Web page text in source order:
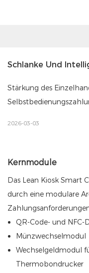
Schlanke Und
Stärkung des
2026-03-03
Kernmodule
Das Lean Kiosk Smart
durch eine modulare
QR-Code- und
Münzwechselmodul
Wechselgeldmodul
Thermobondrucker